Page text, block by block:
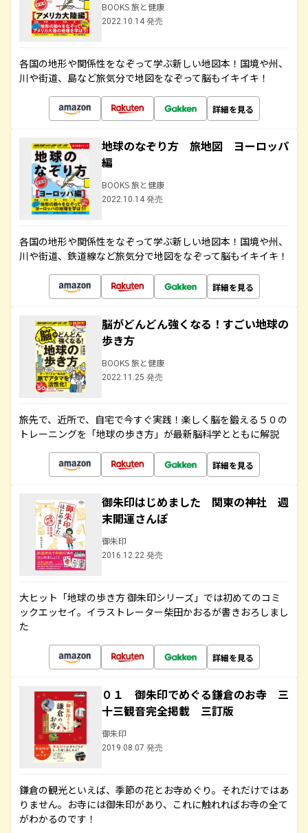
BOOKS 旅と健康
2022.10.14 発売
各国の地形や関係性をなぞって学ぶ新しい地図本！国境や州、
川や街道、島など旅気分で地図をなぞって脳もイキイキ！
詳細を見る
地球のなぞり方 旅地図 ヨーロッパ
編
BOOKS 旅と健康
2022.10.14 発売
各国の地形や関係性をなぞって学ぶ新しい地図本！国境や州、
川や街道、鉄道線など旅気分で地図をなぞって脳もイキイキ！
詳細を見る
脳がどんどん強くなる！すごい地球の
歩き方
BOOKS 旅と健康
2022.11.25 発売
旅先で、近所で、自宅で今すぐ実践！楽しく脳を鍛える５０の
トレーニングを「地球の歩き方」が最新脳科学とともに解説
詳細を見る
御朱印はじめました 関東の神社 週
末開運さんぽ
御朱印
2016.12.22 発売
大ヒット「地球の歩き方 御朱印シリーズ」では初めてのコミ
ックエッセイ。イラストレーター柴田かおるが書きおろしまし
た
詳細を見る
０１ 御朱印でめぐる鎌倉のお寺 三
十三観音完全掲載 三訂版
御朱印
2019.08.07 発売
鎌倉の観光といえば、季節の花とお寺めぐり。それだけではあ
りません。お寺には御朱印があり、これに触れればお寺の全て
がわかるのです！